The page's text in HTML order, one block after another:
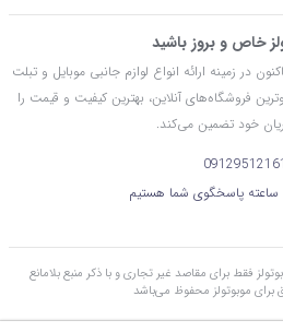
خاص و بروز باشید
به طور رسمی از سال 1389 تاکنون در زمینه ارائه انواع لوازم جانبی موبایل و تبلت
فروشگاه‌های آنلاین، بهترین کیفیت و قیمت را
خود تضمین می‌کند.
09129512161
فقط برای مقاصد غیر تجاری و با ذکر منبع بلامانع
موبوتولز محفوظ می‌باشد